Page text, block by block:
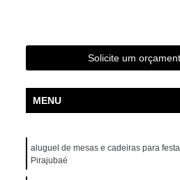
Festas
Aluguel de Mesa de
Aluguel de Mesa e Cadeira
Aluguel de Mesa Redonda
Solicite um
MENU
aluguel de mesas e cadeiras para
Pirajubaé